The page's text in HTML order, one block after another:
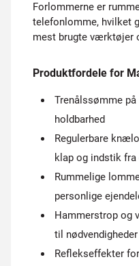
Forlommerne er
telefonlomme, hvilket
mest brugte værktøjer
Produktfordele for
Trenålssømme
holdbarhed
Regulerbare
klap og indstik fra
Rummelige
personlige
Hammerstrop og
til nødvendigheder
Reflekseffekter